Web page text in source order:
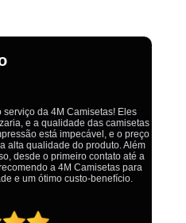
prestativos e que colocam o
tem problemas,isso é fato, mas
e de forma que todos saem
no final.